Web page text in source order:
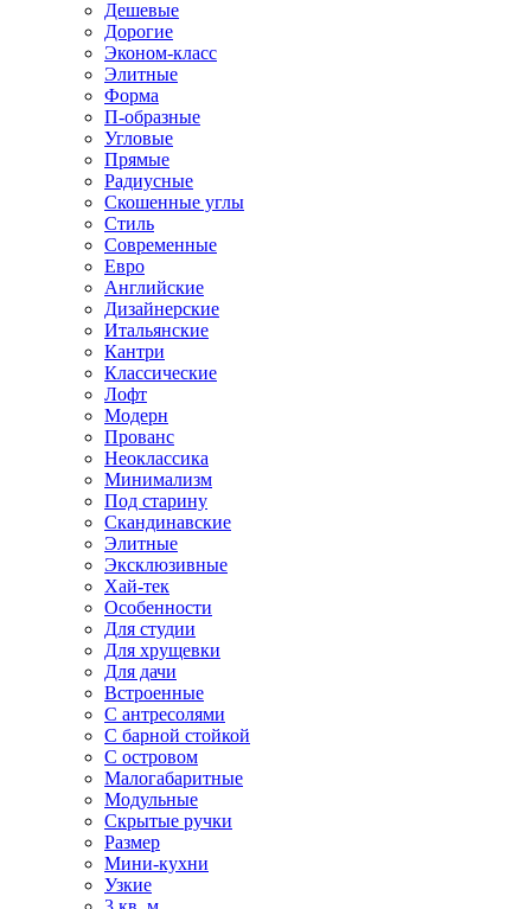
Дешевые
Дорогие
Эконом-класс
Элитные
Форма
П-образные
Угловые
Прямые
Радиусные
Скошенные углы
Стиль
Современные
Евро
Английские
Дизайнерские
Итальянские
Кантри
Классические
Лофт
Модерн
Прованс
Неоклассика
Минимализм
Под старину
Скандинавские
Элитные
Эксклюзивные
Хай-тек
Особенности
Для студии
Для хрущевки
Для дачи
Встроенные
С антресолями
С барной стойкой
С островом
Малогабаритные
Модульные
Скрытые ручки
Размер
Мини-кухни
Узкие